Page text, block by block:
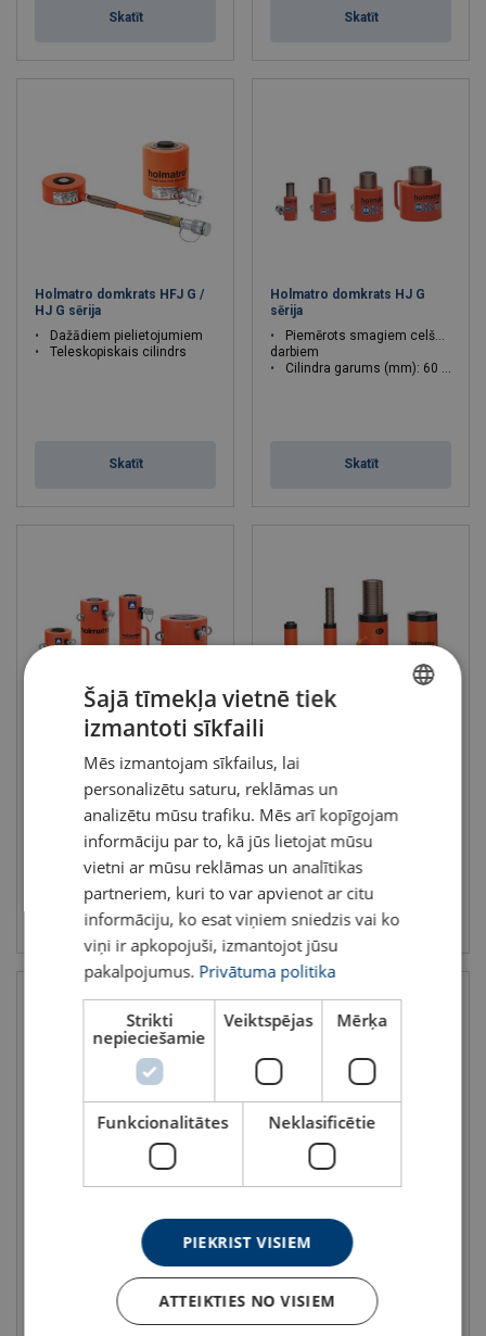
Skatīt Skatīt
Holmatro domkrats HFJ G /
HJ G sērija
Dažādiem pielietojumiem
Teleskopiskais cilindrs
Skatīt
Holmatro domkrats HJ G
sērija
Piemērots smagiem celšanas
darbiem
Cilindra garums (mm): 60 - 300
Skatīt
Holmatro domkrats HJ H
Piemērots smagiem celšanas
Cilindra garums (mm): 50 - 300
sērija
Cilindra garums (mm): 150
Skatīt
Holmatro domkrats HLC H
Cilindra garums (mm): 50 - 300
Holmatro domkrats HHJ G
Cilindra garums (mm): 50 - 50
ENGLISH TRANSLATION
Šajā tīmekļa vietnē tiek
izmantoti sīkfaili
Mēs izmantojam sīkfailus, lai
personalizētu saturu, reklāmas un
analizētu mūsu trafiku. Mēs arī kopīgojam
informāciju par to, kā jūs lietojat mūsu
vietni ar mūsu reklāmas un analītikas
partneriem, kuri to var apvienot ar citu
informāciju, ko esat viņiem sniedzis vai ko
viņi ir apkopojuši, izmantojot jūsu
pakalpojumus. Privātuma politika
Strikti
nepieciešamie
Veiktspējas Mērķa
Funkcionalitātes Neklasificētie
PIEKRIST VISIEM
ATTEIKTIES NO VISIEM